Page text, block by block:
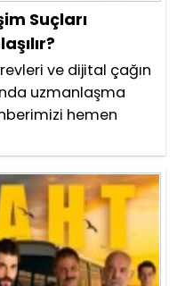
Suçları
ve dijital çağın
uzmanlaşma
hemen